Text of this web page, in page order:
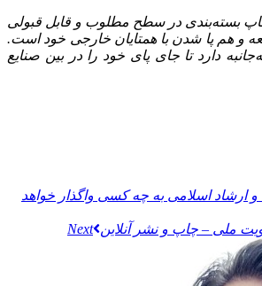
چاپ بسته‌بندی در سطح مطلوب و قابل قبولی
و هم پا شدن با همتایان خارجی خود است.
دارد تا جای پای خود را در بین صنایع
ارشاد اسلامی به چه کسی واگذار خواهد
ملی – چاپ و نشر آنلاین